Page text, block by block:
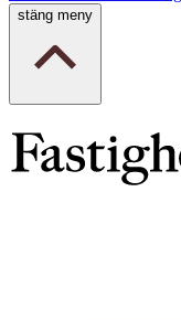
stäng meny